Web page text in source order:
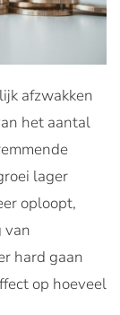
afzwakken
het aantal
lager
oploopt,
van
hard gaan
op hoeveel